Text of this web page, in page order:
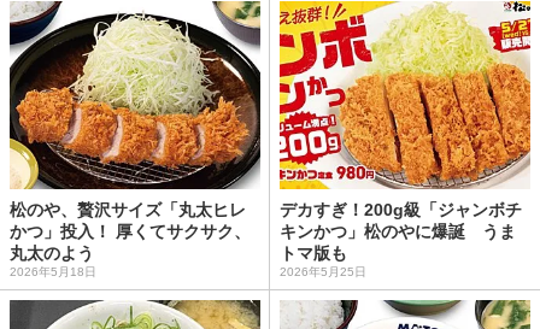
松のや、贅沢サイズ「丸太ヒレ
かつ」投入！ 厚くてサクサク、
丸太のよう
2026年5月18日
デカすぎ！200g級「ジャンボチ
キンかつ」松のやに爆誕 うま
トマ版も
2026年5月25日